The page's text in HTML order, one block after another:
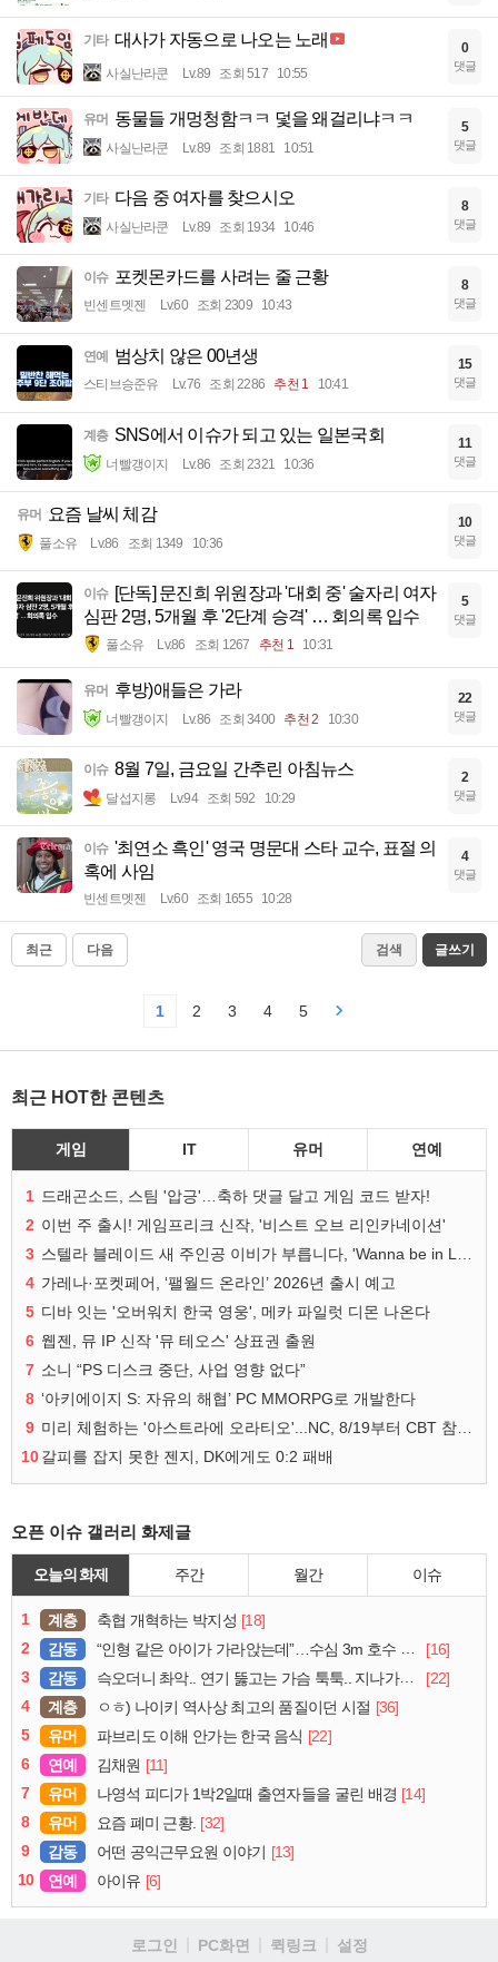
기타 대사가 자동으로 나오는 노래
사실난라쿤 Lv.89 조회 517 10:55
0
댓글
유머 동물들 개멍청함ㅋㅋ 덫을 왜걸리냐ㅋㅋ
사실난라쿤 Lv.89 조회 1881 10:51
5
댓글
기타 다음 중 여자를 찾으시오
사실난라쿤 Lv.89 조회 1934 10:46
8
댓글
이슈 포켓몬카드를 사려는 줄 근황
빈센트멧젠 Lv.60 조회 2309 10:43
8
댓글
연예 범상치 않은 00년생
스티브승준유 Lv.76 조회 2286 추천 1 10:41
15
댓글
계층 SNS에서 이슈가 되고 있는 일본국회
너빨갱이지 Lv.86 조회 2321 10:36
11
댓글
유머 요즘 날씨 체감
풀소유 Lv.86 조회 1349 10:36
10
댓글
이슈 [단독] 문진희 위원장과 '대회 중' 술자리 여자
심판 2명, 5개월 후 '2단계 승격' … 회의록 입수
풀소유 Lv.86 조회 1267 추천 1 10:31
5
댓글
유머 후방)애들은 가라
너빨갱이지 Lv.86 조회 3400 추천 2 10:30
22
댓글
이슈 8월 7일, 금요일 간추린 아침뉴스
달섭지롱 Lv.94 조회 592 10:29
2
댓글
이슈 '최연소 흑인' 영국 명문대 스타 교수, 표절 의
혹에 사임
빈센트멧젠 Lv.60 조회 1655 10:28
4
댓글
최근 다음 검색 글쓰기
1 2 3 4 5
최근 HOT한 콘텐츠
게임 IT 유머 연예
1 드래곤소드, 스팀 '압긍'…축하 댓글 달고 게임 코드 받자!
2 이번 주 출시! 게임프리크 신작, '비스트 오브 리인카네이션'
3
스텔라 블레이드 새 주인공 이비가 부릅니다, 'Wanna be in LOVE' 뮤비 공개
4 가레나·포켓페어, ‘팰월드 온라인’ 2026년 출시 예고
5 디바 잇는 '오버워치 한국 영웅', 메카 파일럿 디몬 나온다
6 웹젠, 뮤 IP 신작 '뮤 테오스' 상표권 출원
7 소니 “PS 디스크 중단, 사업 영향 없다”
8 ‘아키에이지 S: 자유의 해협’ PC MMORPG로 개발한다
9
미리 체험하는 '아스트라에 오라티오'...NC, 8/19부터 CBT 참가자 모집
10갈피를 잡지 못한 젠지, DK에게도 0:2 패배
오픈 이슈 갤러리 화제글
오늘의 화제 주간 월간 이슈
1 계층 축협 개혁하는 박지성 [18]
2
감동 “인형 같은 아이가 가라앉는데”…수심 3m 호수 뛰어든 60대 의인
[16]
3
감동 슥오더니 촤악.. 연기 뚫고는 가슴 툭툭.. 지나가던 아재의 정체
[22]
4
계층 ㅇㅎ) 나이키 역사상 최고의 품질이던 시절 [36]
5
유머 파브리도 이해 안가는 한국 음식 [22]
6
연예 김채원 [11]
7
유머 나영석 피디가 1박2일때 출연자들을 굴린 배경 [14]
8
유머 요즘 폐미 근황. [32]
9
감동 어떤 공익근무요원 이야기 [13]
10
연예 아이유 [6]
로그인 PC화면 퀵링크 설정